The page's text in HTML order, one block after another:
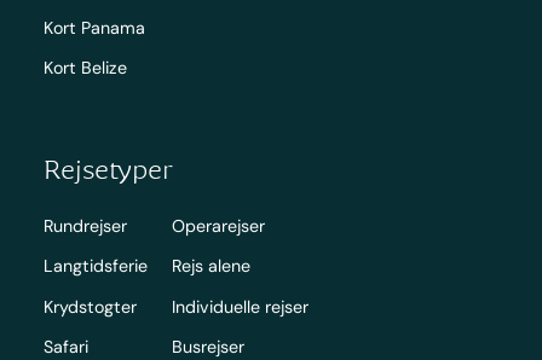
Kort Panama
Kort Belize
Rejsetyper
Rundrejser
Langtidsferie
Krydstogter
Safari
Operarejser
Rejs alene
Individuelle rejser
Busrejser